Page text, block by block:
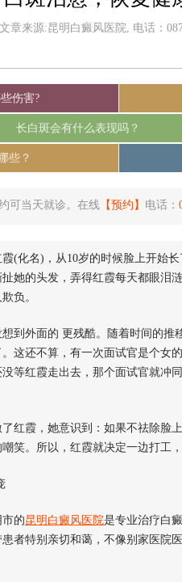
文章来源:昆明白癜风医院, 电话：
伤害?
长白斑会有什么表现吗？
些？
可当天就诊。在线 【预约】 电话：
名)，从10岁的时候脸上开始长
她的头发，弄得红霞每天都眼泪
负。
外面的 更残酷。随着时间的推
这还不算，有一次面试官是个女
等红霞走出去，那个面试官就冲
霞，她意识到：如果不祛除脸
笑。所以，红霞就决定一边打工
的昆明白癜风医院是专业治疗白
者特别亲切和蔼，不像别家医院